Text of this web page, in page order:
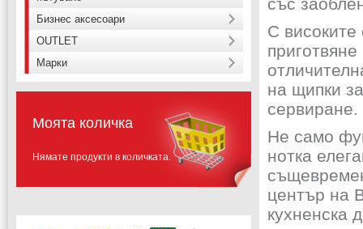
С високите
на щипки
сервиране.
Не само
нотка
център на
кухненска
Бизнес аксесоари
OUTLET
Марки
Моята количка
Нямате продукти в количката.